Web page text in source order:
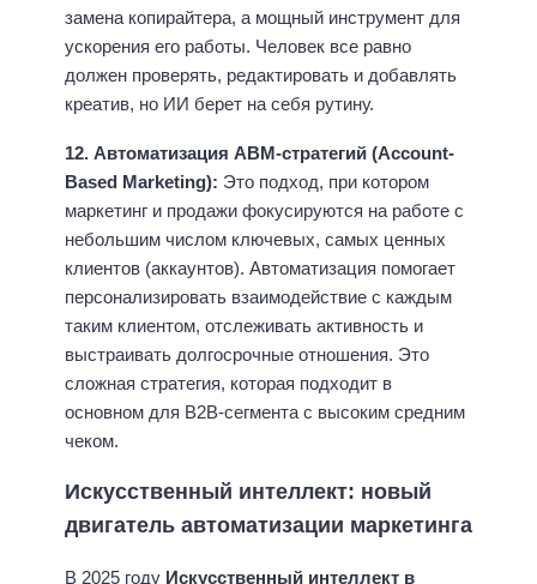
замена копирайтера, а мощный инструмент для
ускорения его работы. Человек все равно
должен проверять, редактировать и добавлять
креатив, но ИИ берет на себя рутину.
12. Автоматизация ABM-стратегий (Account-
Based Marketing): Это подход, при котором
маркетинг и продажи фокусируются на работе с
небольшим числом ключевых, самых ценных
клиентов (аккаунтов). Автоматизация помогает
персонализировать взаимодействие с каждым
таким клиентом, отслеживать активность и
выстраивать долгосрочные отношения. Это
сложная стратегия, которая подходит в
основном для B2B-сегмента с высоким средним
чеком.
Искусственный интеллект: новый
двигатель автоматизации маркетинга
В 2025 году Искусственный интеллект в